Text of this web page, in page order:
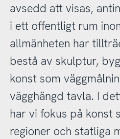
avsedd att visas,
i ett offentligt rum
allmänheten har
bestå av skulptur,
konst som
vägghängd tavla. I
har vi fokus på konst
regioner och statliga